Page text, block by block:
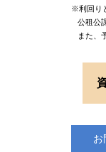
※利回り
公租公
また、
お